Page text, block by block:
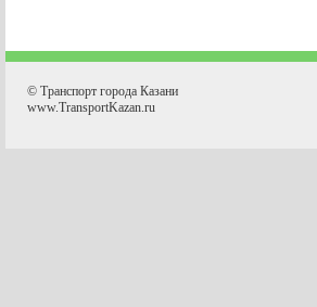
© Транспорт города Казани
www.TransportKazan.ru